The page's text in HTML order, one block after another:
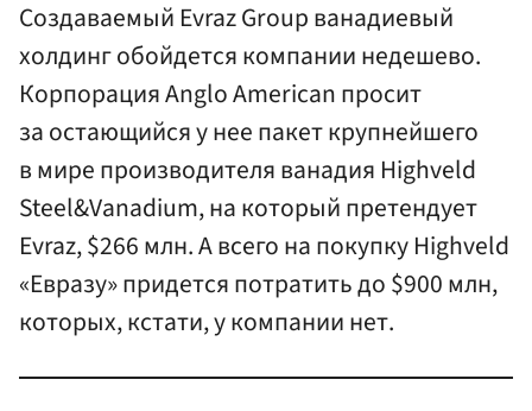
Создаваемый Evraz Group ванадиевый
холдинг обойдется компании недешево.
Корпорация Anglo American просит
за остающийся у нее пакет крупнейшего
в мире производителя ванадия Highveld
Steel&Vanadium, на который претендует
Evraz, $266 млн. А всего на покупку Highveld
«Евразу» придется потратить до $900 млн,
которых, кстати, у компании нет.